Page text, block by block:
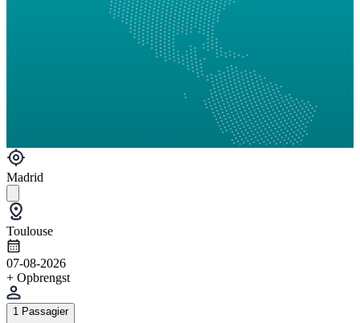
Madrid
Toulouse
07-08-2026
+ Opbrengst
1 Passagier